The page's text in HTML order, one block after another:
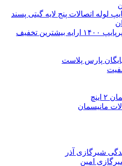
لوله اتصالات پنج لایه گیتی پسند
لیست قیمت سوپرپایپ ۱۴۰۰ ارایه بیشترین تخفیف
پارس پلاست
اینچ
مانیسمان
شیرگازی آذر
امین